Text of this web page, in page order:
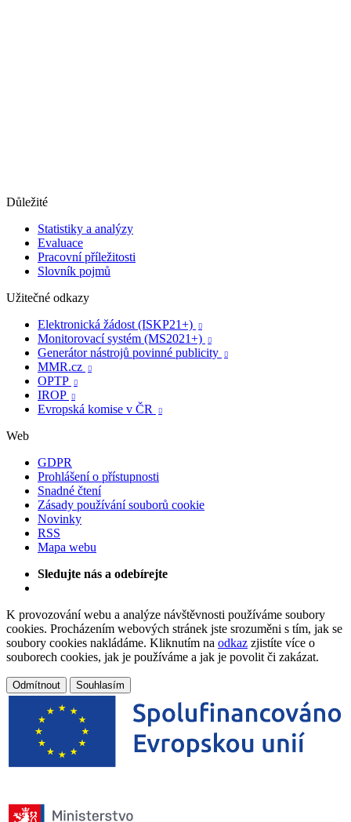
Důležité
Statistiky a analýzy
Evaluace
Pracovní příležitosti
Slovník pojmů
Užitečné odkazy
Elektronická žádost (ISKP21+)

Monitorovací systém (MS2021+) 
Generátor nástrojů povinné publicity 
MMR.cz 
OPTP 
IROP 
Evropská komise v ČR 
Web
GDPR
Prohlášení o přístupnosti
Snadné čtení
Zásady používání souborů cookie
Novinky
RSS
Mapa webu
Sledujte nás a odebírejte
K provozování webu a analýze návštěvnosti používáme soubory
cookies. Procházením webových stránek jste srozuměni s tím, jak se
soubory cookies nakládáme. Kliknutím na odkaz zjistíte více o
souborech cookies, jak je používáme a jak je povolit či zakázat.
Odmítnout Souhlasím